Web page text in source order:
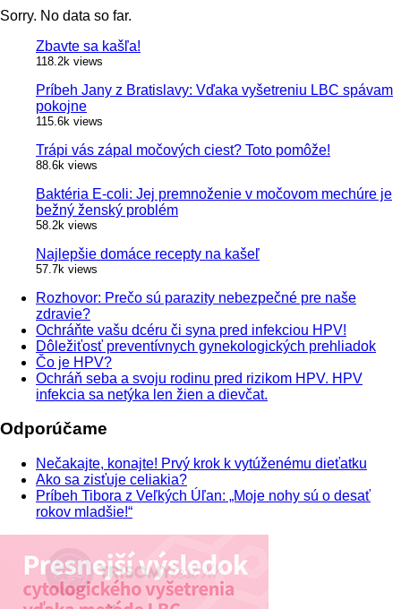
Sorry. No data so far.
Zbavte sa kašľa!
118.2k views
Príbeh Jany z Bratislavy: Vďaka vyšetreniu LBC spávam
pokojne
115.6k views
Trápi vás zápal močových ciest? Toto pomôže!
88.6k views
Baktéria E-coli: Jej premnoženie v močovom mechúre je
bežný ženský problém
58.2k views
Najlepšie domáce recepty na kašeľ
57.7k views
Rozhovor: Prečo sú parazity nebezpečné pre naše
zdravie?
Ochráňte vašu dcéru či syna pred infekciou HPV!
Dôležiťosť preventívnych gynekologických prehliadok
Čo je HPV?
Ochráň seba a svoju rodinu pred rizikom HPV. HPV
infekcia sa netýka len žien a dievčat.
Odporúčame
Nečakajte, konajte! Prvý krok k vytúženému dieťatku
Ako sa zisťuje celiakia?
Príbeh Tibora z Veľkých Úľan: „Moje nohy sú o desať
rokov mladšie!“